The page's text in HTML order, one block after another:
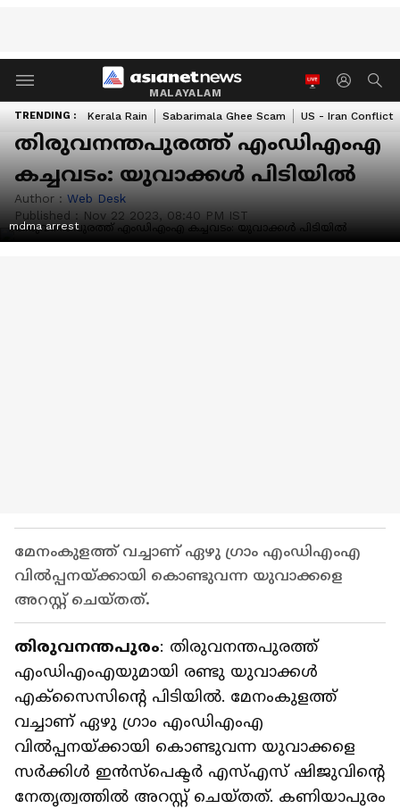
MALAYALAM
TRENDING : Kerala Rain Sabarimala Ghee Scam US - Iran Conflict
തിരുവനന്തപുരത്ത് എംഡിഎംഎ
കച്ചവടം: യുവാക്കള്‍ പിടിയില്‍
Author : Web Desk
Published : Nov 22 2023, 08:40 PM IST
mdma arrest
മേനംകുളത്ത് വച്ചാണ് ഏഴു ഗ്രാം എംഡിഎംഎ
വില്‍പ്പനയ്ക്കായി കൊണ്ടുവന്ന യുവാക്കളെ
അറസ്റ്റ് ചെയ്തത്.
തിരുവനന്തപുരം: തിരുവനന്തപുരത്ത്
എംഡിഎംഎയുമായി രണ്ടു യുവാക്കള്‍
എക്‌സൈസിന്റെ പിടിയില്‍. മേനംകുളത്ത്
വച്ചാണ് ഏഴു ഗ്രാം എംഡിഎംഎ
വില്‍പ്പനയ്ക്കായി കൊണ്ടുവന്ന യുവാക്കളെ
സര്‍ക്കിള്‍ ഇന്‍സ്പെക്ടര്‍ എസ്എസ് ഷിജുവിന്റെ
നേതൃത്വത്തില്‍ അറസ്റ്റ് ചെയ്തത്. കണിയാപുരം